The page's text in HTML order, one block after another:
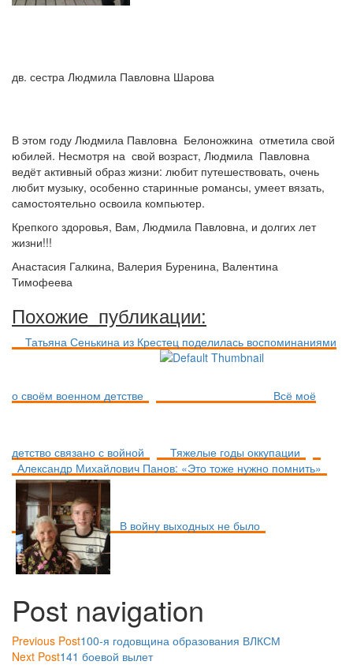
дв. сестра Людмила Павловна Шарова
В этом году Людмила Павловна Белоножкина отметила свой
юбилей. Несмотря на свой возраст, Людмила Павловна
ведёт активный образ жизни: любит путешествовать, очень
любит музыку, особенно старинные романсы, умеет вязать,
самостоятельно освоила компьютер.
Крепкого здоровья, Вам, Людмила Павловна, и долгих лет
жизни!!!
Анастасия Галкина, Валерия Буренина, Валентина
Тимофеева
Похожие_публикации:
Татьяна Сенькина из Крестец поделилась воспоминаниями
о своём военном детстве Всё моё
детство связано с войной
Тяжелые годы оккупации
Александр Михайлович Панов: «Это тоже нужно помнить»
В войну выходных не было
Post navigation
Previous Post100-я годовщина образования ВЛКСМ
Next Post141 боевой вылет